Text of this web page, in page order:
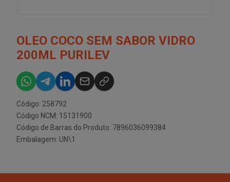
OLEO COCO SEM SABOR VIDRO
200ML PURILEV
Código: 258792
Código NCM: 15131900
Código de Barras do Produto: 7896036099384
Embalagem: UN\1